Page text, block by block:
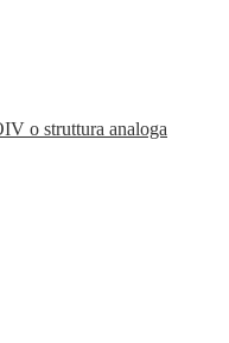
o struttura analoga